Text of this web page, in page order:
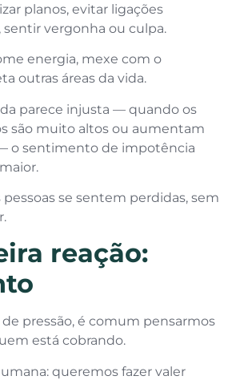
planos, evitar ligações
sentir vergonha ou culpa.
energia, mexe com o
outras áreas da vida.
parece injusta — quando os
são muito altos ou aumentam
o sentimento de impotência
se sentem perdidas, sem
reação:
pressão, é comum pensarmos
está cobrando.
queremos fazer valer